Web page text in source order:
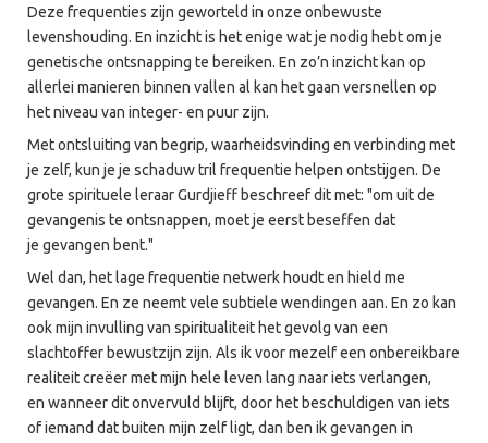
Deze frequenties zijn geworteld in onze onbewuste
levenshouding. En inzicht is het enige wat je nodig hebt om je
genetische ontsnapping te bereiken. En zo’n inzicht kan op
allerlei manieren binnen vallen al kan het gaan versnellen op
het niveau van integer- en puur zijn.
Met ontsluiting van begrip, waarheidsvinding en verbinding met
je zelf, kun je je schaduw tril frequentie helpen ontstijgen. De
grote spirituele leraar Gurdjieff beschreef dit met: "om uit de
gevangenis te ontsnappen, moet je eerst beseffen dat
je gevangen bent."
Wel dan, het lage frequentie netwerk houdt en hield me
gevangen. En ze neemt vele subtiele wendingen aan. En zo kan
ook mijn invulling van spiritualiteit het gevolg van een
slachtoffer bewustzijn zijn. Als ik voor mezelf een onbereikbare
realiteit creëer met mijn hele leven lang naar iets verlangen,
en wanneer dit onvervuld blijft, door het beschuldigen van iets
of iemand dat buiten mijn zelf ligt, dan ben ik gevangen in